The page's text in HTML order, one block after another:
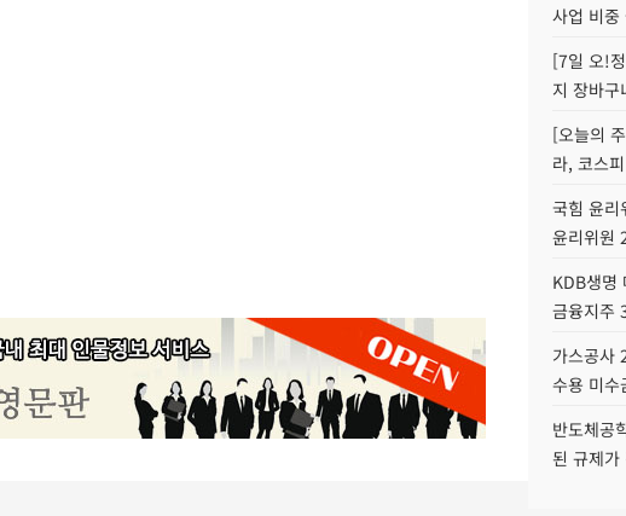
사업 비중
[7일 오!
지 장바
[오늘의
라, 코스
국힘 윤리
윤리위원
KDB생명
금융지주
가스공사
수용 미
반도체공
된 규제